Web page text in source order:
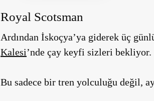
Royal Scotsman
Ardından İskoçya’ya giderek üç
Kalesi’nde çay keyfi sizleri bekliyor.
Bu sadece bir tren yolculuğu değil,